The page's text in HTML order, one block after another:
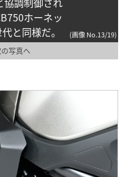
ホーネッ
と同様だ。
(画像 No.13/19)
写真へ